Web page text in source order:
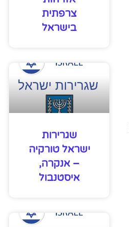
צרפתית
בישראל
שגרירות
ישראל טורקיה
– אנקרה,
איסטנבול